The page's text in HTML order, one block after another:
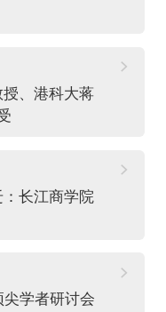
、港科大蒋
长江商学院
学者研讨会